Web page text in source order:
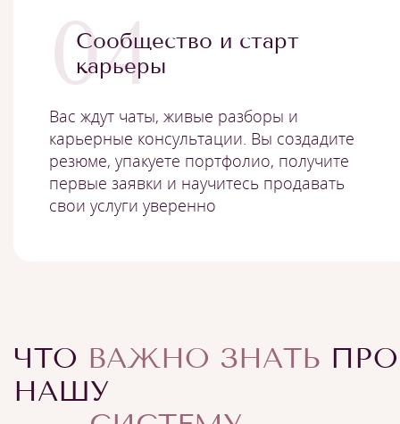
04
Сообщество и старт
карьеры
Вас ждут чаты, живые разборы и
карьерные консультации. Вы создадите
резюме, упакуете портфолио, получите
первые заявки и научитесь продавать
свои услуги уверенно
ЧТО ВАЖНО ЗНАТЬ ПРО
НАШУ